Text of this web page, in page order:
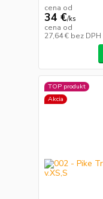
cena od
34 €/ks
cena od
27,64 € bez DPH
TOP produkt
Akcia